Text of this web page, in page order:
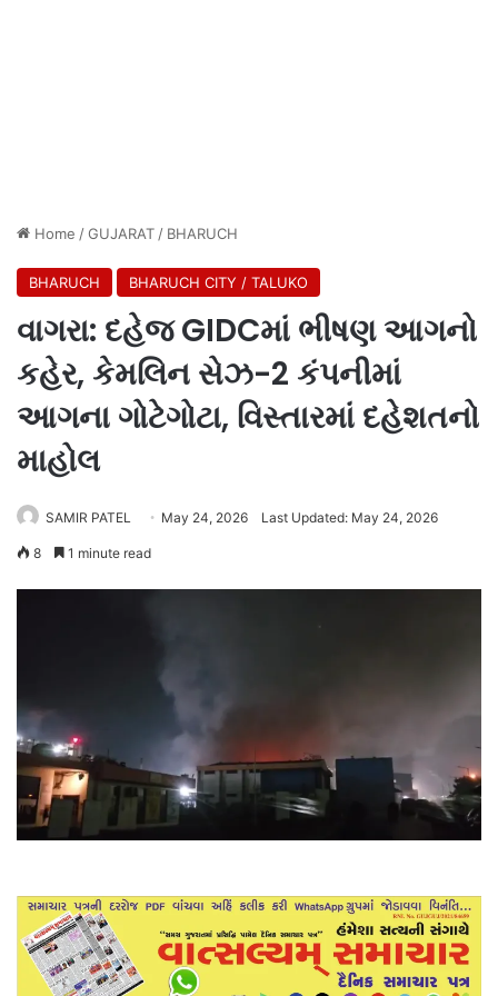
Home /GUJARAT / BHARUCH
BHARUCH BHARUCH CITY / TALUKO
વાગરા: દહેજ GIDCમાં ભીષણ આગનો
કહેર, કેમલિન સેઝ-2 કંપનીમાં
આગના ગોટેગોટા, વિસ્તારમાં દહેશતનો
માહોલ
SAMIR PATEL May 24, 2026 Last Updated: May 24, 2026
8 1 minute read